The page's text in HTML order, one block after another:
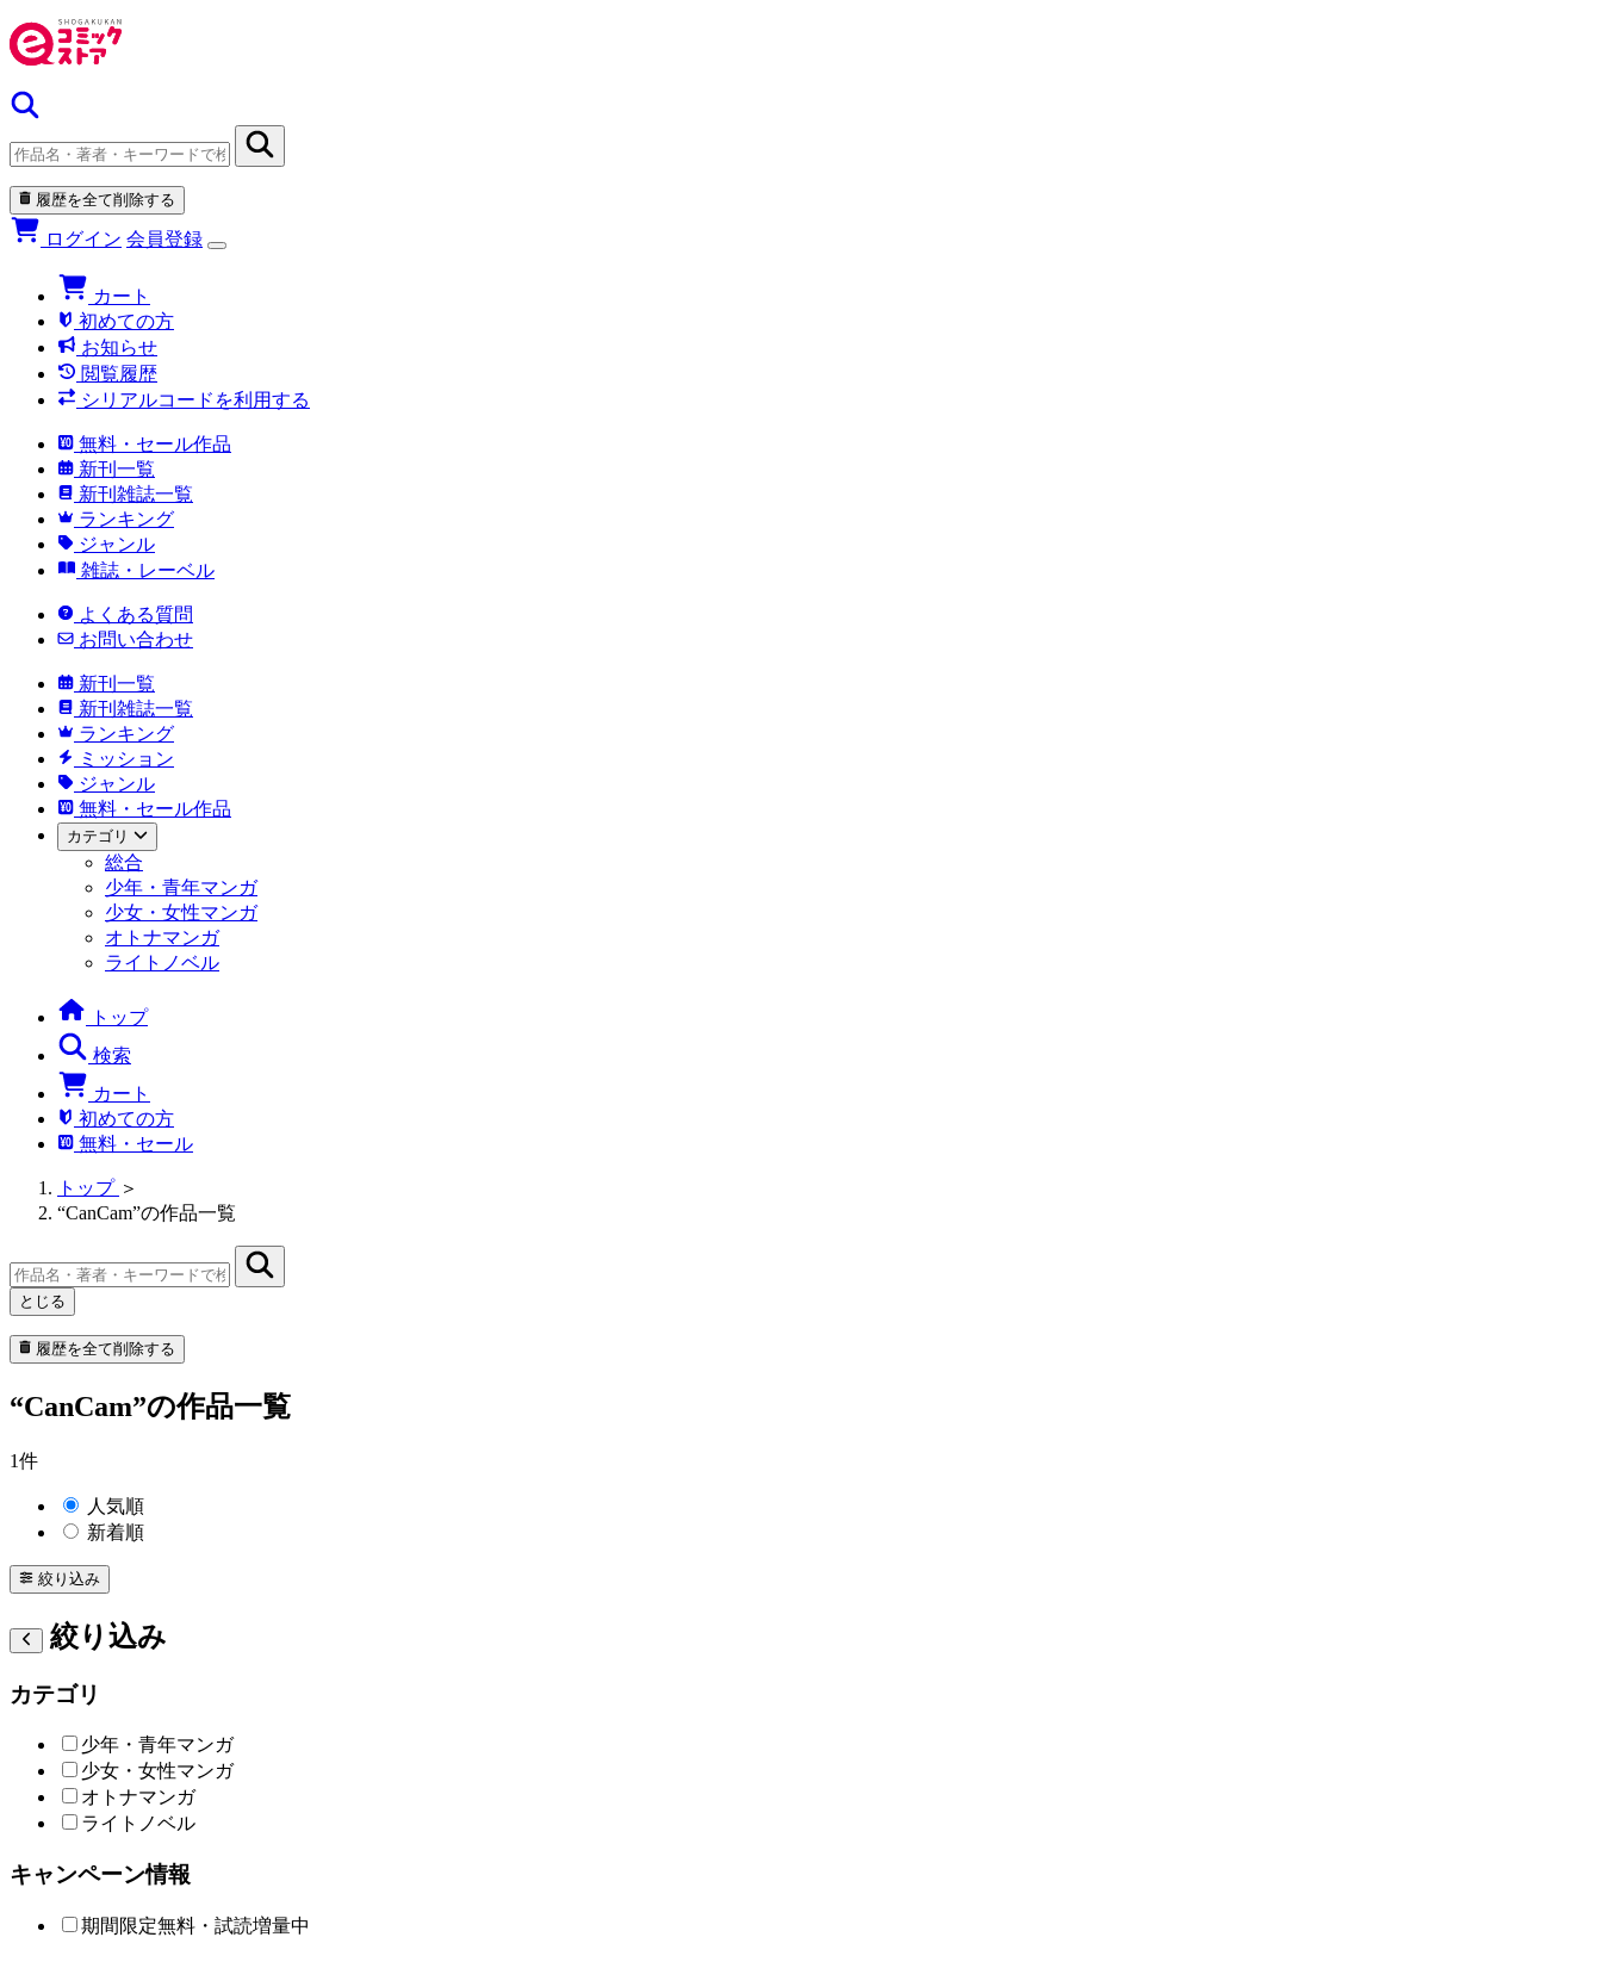
履歴を全て削除する
ログイン 会員登録
カート
初めての方
お知らせ
閲覧履歴
シリアルコードを利用する
無料・セール作品
新刊一覧
新刊雑誌一覧
ランキング
ジャンル
雑誌・レーベル
よくある質問
お問い合わせ
新刊一覧
新刊雑誌一覧
ランキング
ミッション
ジャンル
無料・セール作品
カテゴリ
総合
少年・青年マンガ
少女・女性マンガ
オトナマンガ
ライトノベル
トップ
検索
カート
初めての方
無料・セール
トップ ＞
“CanCam”の作品一覧
とじる
履歴を全て削除する
“CanCam”の作品一覧
1件
人気順
新着順
絞り込み
絞り込み
カテゴリ
少年・青年マンガ
少女・女性マンガ
オトナマンガ
ライトノベル
キャンペーン情報
期間限定無料・試読増量中